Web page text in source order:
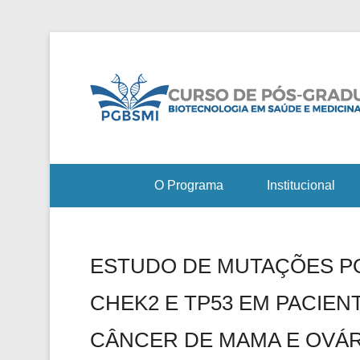
O Programa Institucional
ESTUDO DE MUTAÇÕES
CHEK2 E TP53 EM
CÂNCER DE MAMA E